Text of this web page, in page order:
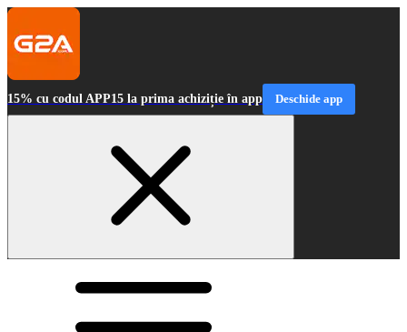
15% cu codul APP15 la prima achiziție în app Deschide app